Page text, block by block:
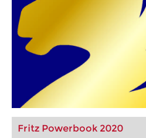
Fritz Powerbook 2020